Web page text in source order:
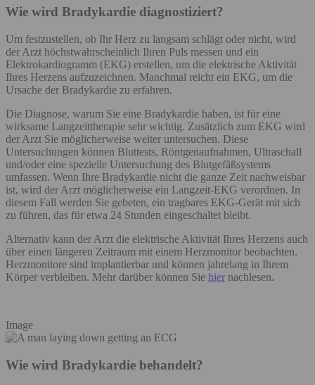
Wie wird Bradykardie diagnostiziert?
Um festzustellen, ob Ihr Herz zu langsam schlägt oder nicht, wird
der Arzt höchstwahrscheinlich Ihren Puls messen und ein
Elektrokardiogramm (EKG) erstellen, um die elektrische Aktivität
Ihres Herzens aufzuzeichnen. Manchmal reicht ein EKG, um die
Ursache der Bradykardie zu erfahren.
Die Diagnose, warum Sie eine Bradykardie haben, ist für eine
wirksame Langzeittherapie sehr wichtig. Zusätzlich zum EKG wird
der Arzt Sie möglicherweise weiter untersuchen. Diese
Untersuchungen können Bluttests, Röntgenaufnahmen, Ultraschall
und/oder eine spezielle Untersuchung des Blutgefäßsystems
umfassen. Wenn Ihre Bradykardie nicht die ganze Zeit nachweisbar
ist, wird der Arzt möglicherweise ein Langzeit-EKG verordnen. In
diesem Fall werden Sie gebeten, ein tragbares EKG-Gerät mit sich
zu führen, das für etwa 24 Stunden eingeschaltet bleibt.
Alternativ kann der Arzt die elektrische Aktivität Ihres Herzens auch
über einen längeren Zeitraum mit einem Herzmonitor beobachten.
Herzmonitore sind implantierbar und können jahrelang in Ihrem
Körper verbleiben. Mehr darüber können Sie hier nachlesen.
Image
Wie wird Bradykardie behandelt?